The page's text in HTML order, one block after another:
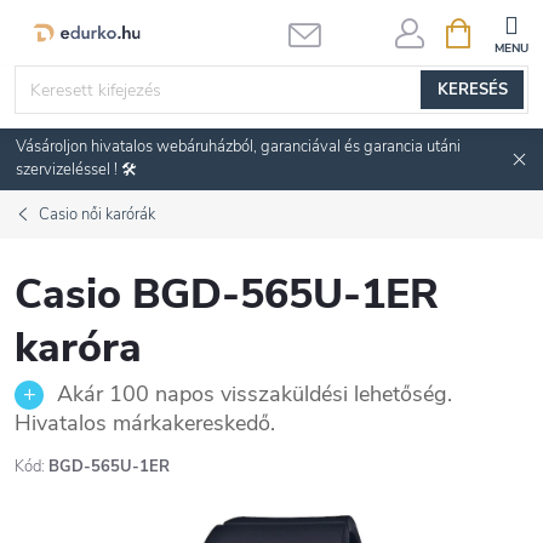
KERESÉS
KOSÁR
Vásároljon hivatalos webáruházból, garanciával és garancia utáni
szervizeléssel ! 🛠️
Casio női karórák
Casio BGD-565U-1ER
karóra
Akár 100 napos visszaküldési lehetőség.
Hivatalos márkakereskedő.
Kód: BGD-565U-1ER